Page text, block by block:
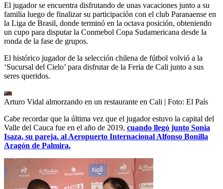
El jugador se encuentra disfrutando de unas vacaciones junto a su
familia luego de finalizar su participación con el club Paranaense en
la Liga de Brasil, donde terminó en la octava posición, obteniendo
un cupo para disputar la Conmebol Copa Sudamericana desde la
ronda de la fase de grupos.
El histórico jugador de la selección chilena de fútbol volvió a la
‘Sucursal del Cielo’ para disfrutar de la Feria de Cali junto a sus
seres queridos.
Arturo Vidal almorzando en un restaurante en Cali | Foto: El País
Cabe recordar que la última vez que el jugador estuvo la capital del
Valle del Cauca fue en el año de 2019, cuando llegó junto Sonia
Isaza, su pareja. al Aeropuerto Internacional Alfonso Bonilla
Aragón de Palmira.